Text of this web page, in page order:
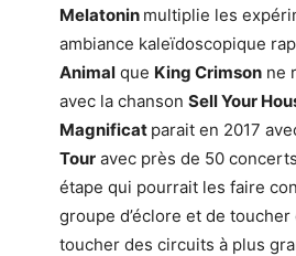
Melatonin multiplie les
ambiance kaleïdoscopique
Animal que King Crimson ne
avec la chanson Sell Your
Magnificat parait en 2017
Tour avec près de 50
étape qui pourrait les faire
groupe d’éclore et de
toucher des circuits à plus